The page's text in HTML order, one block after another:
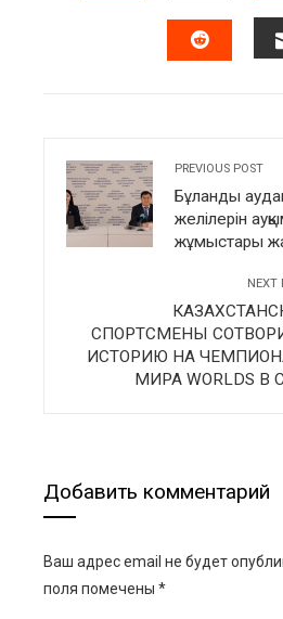
FACEBOOK
PREVIOUS POST
Бұланды
желілерін
жұмыстары
NEXT
СПОРТСМЕНЫ
ИСТОРИЮ НА
МИРА WORLDS В
Добавить комментарий
Ваш адрес email не будет
поля помечены *